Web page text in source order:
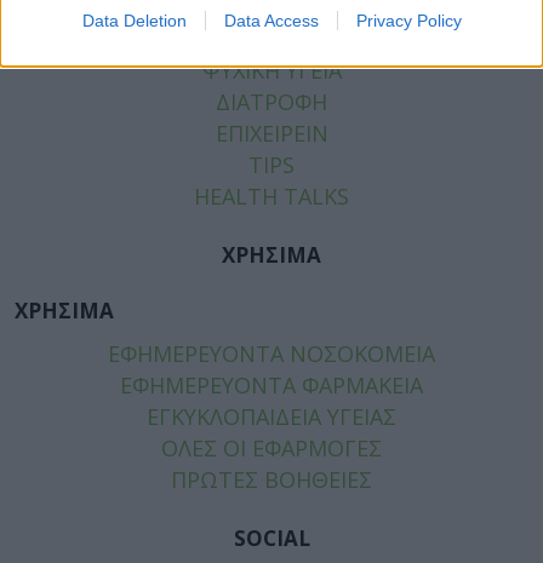
Data Deletion Data Access Privacy Policy
ΨΥΧΙΚΗ ΥΓΕΙΑ
ΔΙΑΤΡΟΦΗ
ΕΠΙΧΕΙΡΕΙΝ
TIPS
HEALTH TALKS
ΧΡΗΣΙΜΑ
ΧΡΗΣΙΜΑ
ΕΦΗΜΕΡΕΥΟΝΤΑ ΝΟΣΟΚΟΜΕΙΑ
ΕΦΗΜΕΡΕΥΟΝΤΑ ΦΑΡΜΑΚΕΙΑ
ΕΓΚΥΚΛΟΠΑΙΔΕΙΑ ΥΓΕΙΑΣ
ΟΛΕΣ ΟΙ ΕΦΑΡΜΟΓΕΣ
ΠΡΩΤΕΣ ΒΟΗΘΕΙΕΣ
SOCIAL